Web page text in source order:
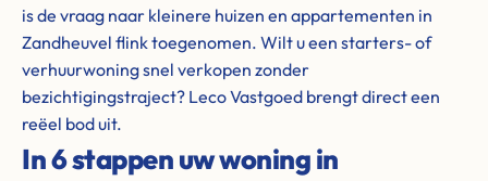
is de vraag naar kleinere huizen en appartementen in
Zandheuvel flink toegenomen. Wilt u een starters- of
verhuurwoning snel verkopen zonder
bezichtigingstraject? Leco Vastgoed brengt direct een
reëel bod uit.
In 6 stappen uw woning in